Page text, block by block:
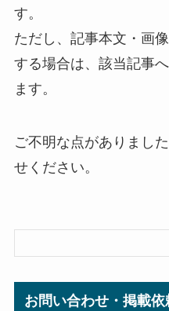
す。
ただし、記事本文・画
する場合は、該当記事
ます。
ご不明な点がありまし
せください。
お問い合わせ・掲載